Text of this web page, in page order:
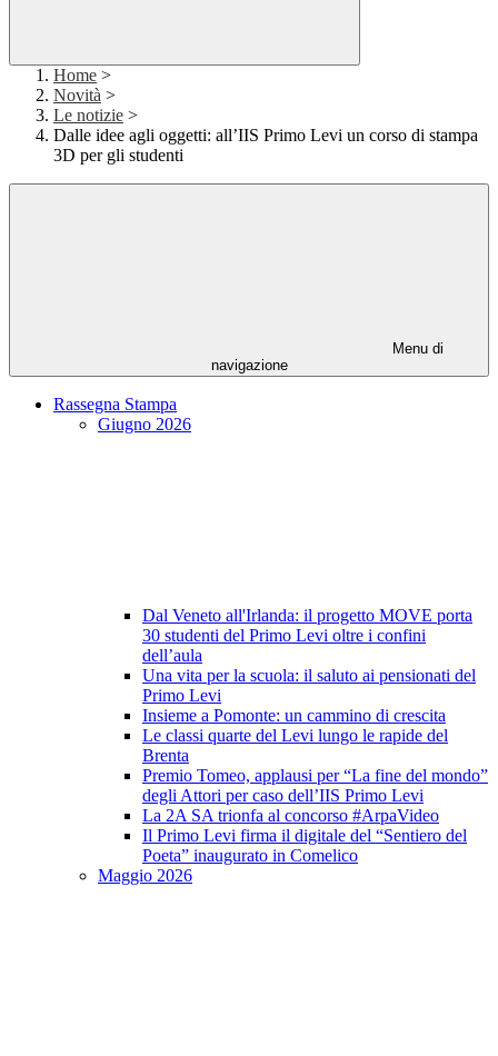
Home >
Novità >
Le notizie >
Dalle idee agli oggetti: all’IIS Primo Levi un corso di stampa
3D per gli studenti
Menu di
navigazione
Rassegna Stampa
Giugno 2026
Dal Veneto all'Irlanda: il progetto MOVE porta
30 studenti del Primo Levi oltre i confini
dell’aula
Una vita per la scuola: il saluto ai pensionati del
Primo Levi
Insieme a Pomonte: un cammino di crescita
Le classi quarte del Levi lungo le rapide del
Brenta
Premio Tomeo, applausi per “La fine del mondo”
degli Attori per caso dell’IIS Primo Levi
La 2A SA trionfa al concorso #ArpaVideo
Il Primo Levi firma il digitale del “Sentiero del
Poeta” inaugurato in Comelico
Maggio 2026